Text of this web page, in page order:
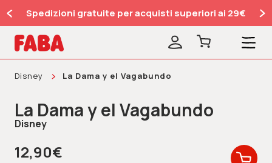
Spedizioni gratuite per acquisti superiori ai 29€
Disney La Dama y el Vagabundo
La Dama y el Vagabundo
Disney
12,90€